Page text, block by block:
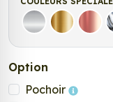
Argent Or
Option
Pochoir